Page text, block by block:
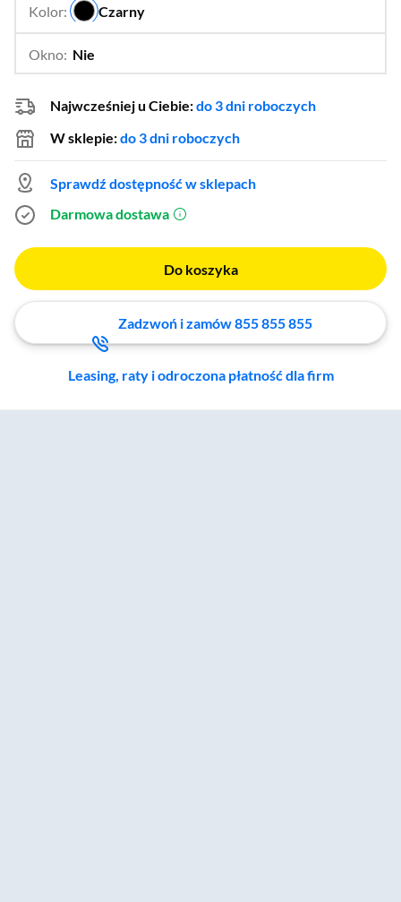
Kolor: Czarny
Okno: Nie
Najwcześniej u Ciebie:do 3 dni roboczych
W sklepie:do 3 dni roboczych
Sprawdź dostępność w sklepach
Darmowa dostawa (otworzy się w nowym oknie)
Do koszyka
Zadzwoń i zamów 855 855 855
Leasing, raty i odroczona płatność dla firm